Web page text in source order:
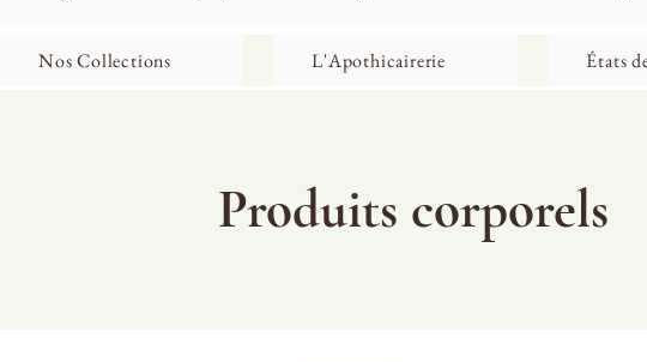
Nos Collections L'Apothicairerie États
Produits corporels